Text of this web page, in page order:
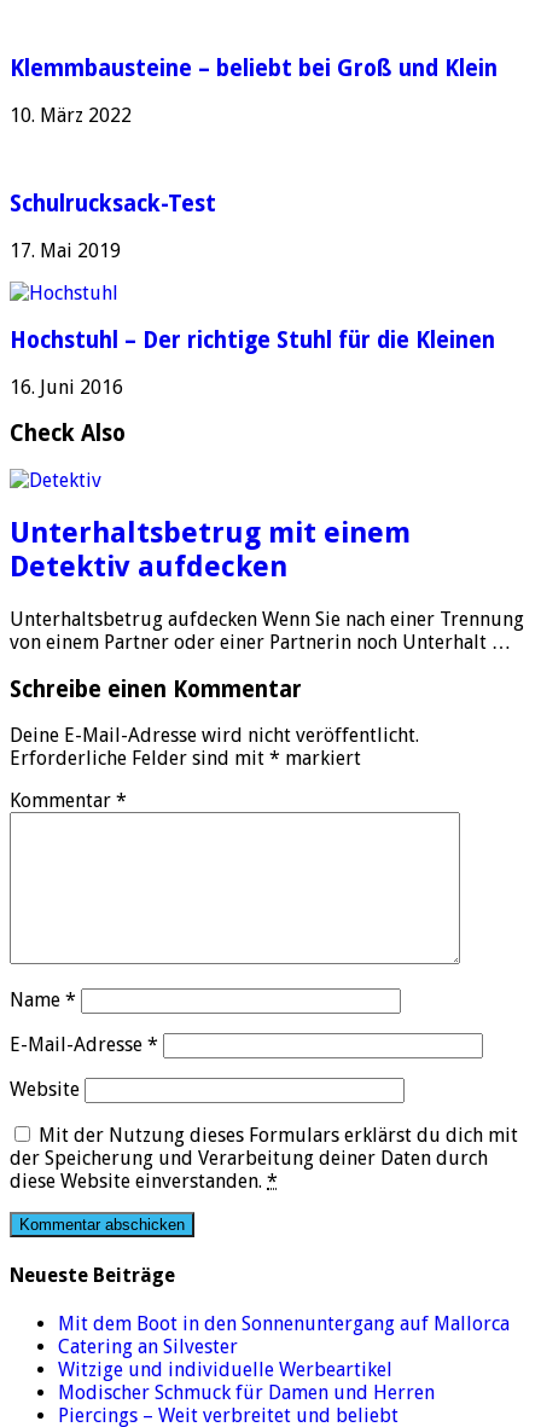
Klemmbausteine – beliebt bei Groß und Klein
10. März 2022
Schulrucksack-Test
17. Mai 2019
Hochstuhl – Der richtige Stuhl für die Kleinen
16. Juni 2016
Check Also
Unterhaltsbetrug mit einem
Detektiv aufdecken
Unterhaltsbetrug aufdecken Wenn Sie nach einer Trennung
von einem Partner oder einer Partnerin noch Unterhalt …
Schreibe einen Kommentar
Deine E-Mail-Adresse wird nicht veröffentlicht.
Erforderliche Felder sind mit * markiert
Kommentar *
Name *
E-Mail-Adresse *
Website
Mit der Nutzung dieses Formulars erklärst du dich mit
der Speicherung und Verarbeitung deiner Daten durch
diese Website einverstanden. *
Neueste Beiträge
Mit dem Boot in den Sonnenuntergang auf Mallorca
Catering an Silvester
Witzige und individuelle Werbeartikel
Modischer Schmuck für Damen und Herren
Piercings – Weit verbreitet und beliebt